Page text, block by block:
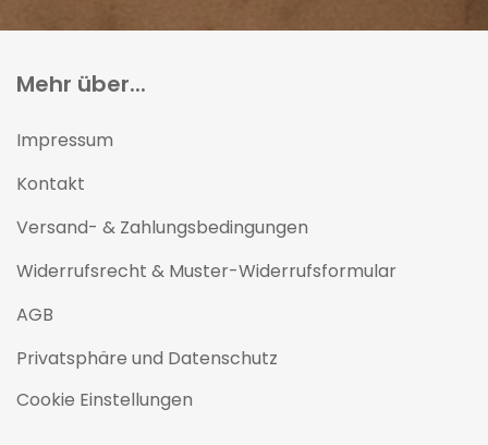
Mehr über...
Impressum
Kontakt
Versand- & Zahlungsbedingungen
Widerrufsrecht & Muster-Widerrufsformular
AGB
Privatsphäre und Datenschutz
Cookie Einstellungen